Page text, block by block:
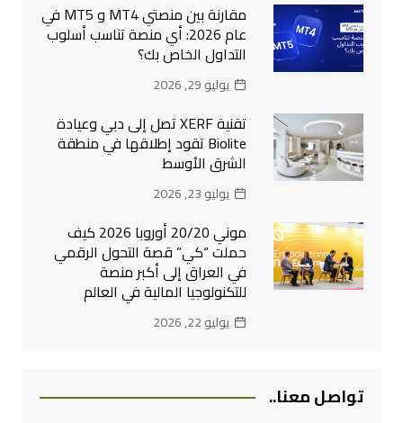
مقارنة بين منصتي MT4 و MT5 في
عام 2026: أي منصة تناسب أسلوب
التداول الخاص بك؟
يوليو 29, 2026
تقنية XERF تصل إلى دبي وعيادة
Biolite تقود إطلاقها في منطقة
الشرق الأوسط
يوليو 23, 2026
موني 20/20 أوروبا 2026 كيف
حملت “كي” قصة التحول الرقمي
في العراق إلى أكبر منصة
للتكنولوجيا المالية في العالم
يوليو 22, 2026
تواصل معنا..